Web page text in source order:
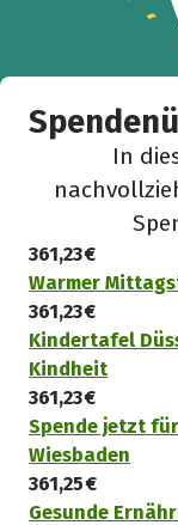
In
361,23 €
Warmer
361,23 €
Kindertafel
Kindheit
361,23 €
Spende jetzt
Wiesbaden
361,25 €
Gesunde